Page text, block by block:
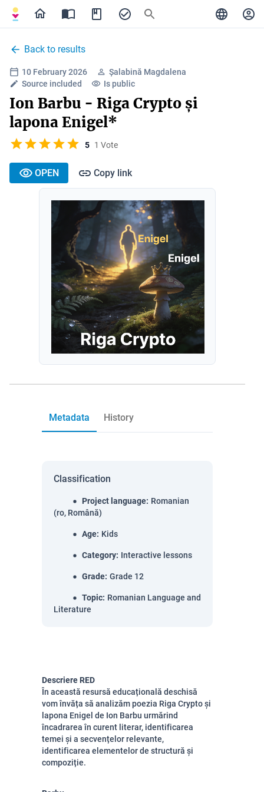
Back to results
10 February 2026
Șalabină Magdalena
Source included
Is public
Ion Barbu - Riga Crypto și
lapona Enigel*
5 1 Vote
OPEN Copy link
Metadata History
Classification
Project language: Romanian
(ro, Română)
Age: Kids
Category: Interactive lessons
Grade: Grade 12
Topic: Romanian Language and
Literature
Descriere RED
În această resursă educațională deschisă
vom învăța să analizăm poezia Riga Crypto și
lapona Enigel de Ion Barbu urmărind
încadrarea în curent literar, identificarea
temei și a secvențelor relevante,
identificarea elementelor de structură și
compoziție.